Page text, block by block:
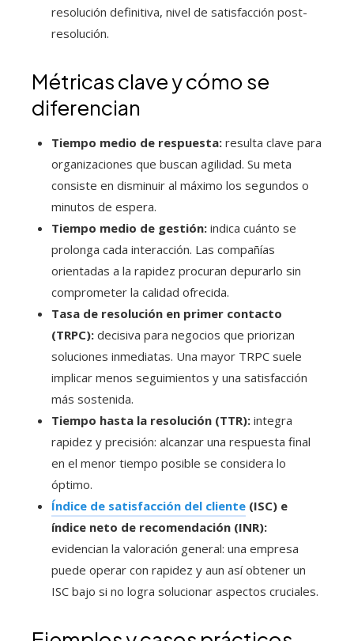
resolución definitiva, nivel de satisfacción post-
resolución.
Métricas clave y cómo se
diferencian
Tiempo medio de respuesta: resulta clave para
organizaciones que buscan agilidad. Su meta
consiste en disminuir al máximo los segundos o
minutos de espera.
Tiempo medio de gestión: indica cuánto se
prolonga cada interacción. Las compañías
orientadas a la rapidez procuran depurarlo sin
comprometer la calidad ofrecida.
Tasa de resolución en primer contacto
(TRPC): decisiva para negocios que priorizan
soluciones inmediatas. Una mayor TRPC suele
implicar menos seguimientos y una satisfacción
más sostenida.
Tiempo hasta la resolución (TTR): integra
rapidez y precisión: alcanzar una respuesta final
en el menor tiempo posible se considera lo
óptimo.
Índice de satisfacción del cliente (ISC) e
índice neto de recomendación (INR):
evidencian la valoración general: una empresa
puede operar con rapidez y aun así obtener un
ISC bajo si no logra solucionar aspectos cruciales.